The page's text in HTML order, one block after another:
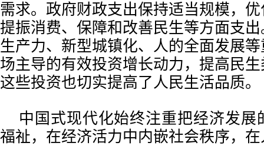
需求。政府财政支出保持适当规模，
提振消费、保障和改善民生等方面支
生产力、新型城镇化、人的全面发展
场主导的有效投资增长动力，提高民
这些投资也切实提高了人民生活品质。
中国式现代化始终注重把经济发展
福祉，在经济活力中内嵌社会秩序，